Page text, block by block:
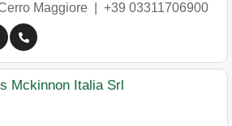
Maggiore +39 03311706900
Mckinnon Italia Srl